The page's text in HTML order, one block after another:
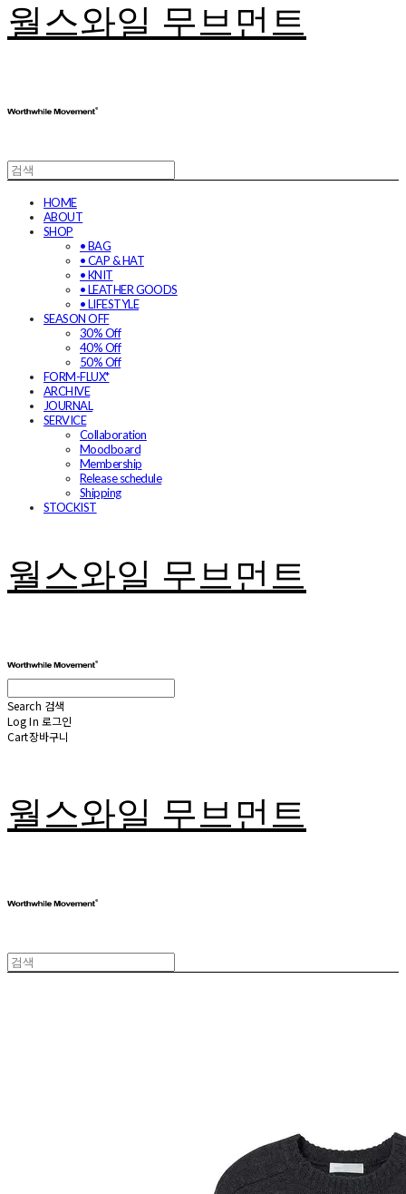
월스와일 무브먼트
HOME
ABOUT
SHOP
• BAG
• CAP & HAT
• KNIT
• LEATHER GOODS
• LIFESTYLE
SEASON OFF
30% Off
40% Off
50% Off
FORM-FLUX*
ARCHIVE
JOURNAL
SERVICE
Collaboration
Moodboard
Membership
Release schedule
Shipping
STOCKIST
월스와일 무브먼트
Search 검색
Log In 로그인
Cart장바구니
월스와일 무브먼트